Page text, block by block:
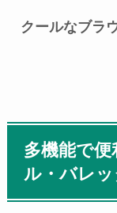
クールなブラ
多機能で
ル・バレッ